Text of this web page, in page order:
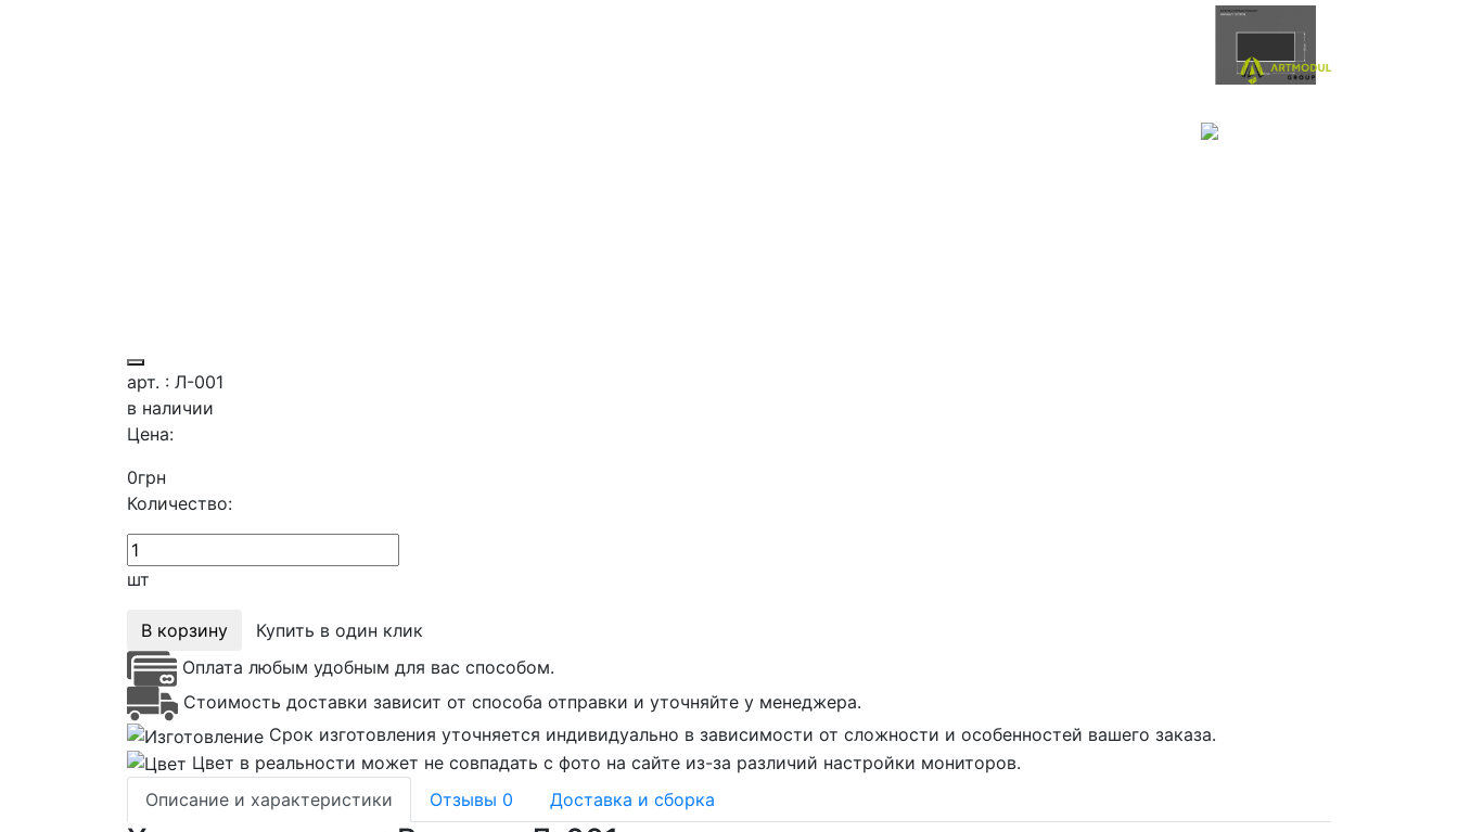
арт. : Л-001
в наличии
Цена:
0грн
Количество:
шт
В корзину
Купить в один клик
Оплата любым удобным для вас способом.
Стоимость доставки зависит от способа отправки и уточняйте у менеджера.
Срок изготовления уточняется индивидуально в зависимости от сложности и особенностей вашего заказа.
Цвет в реальности может не совпадать с фото на сайте из-за различий настройки мониторов.
Описание и характеристики
Отзывы 0 Доставка и сборка